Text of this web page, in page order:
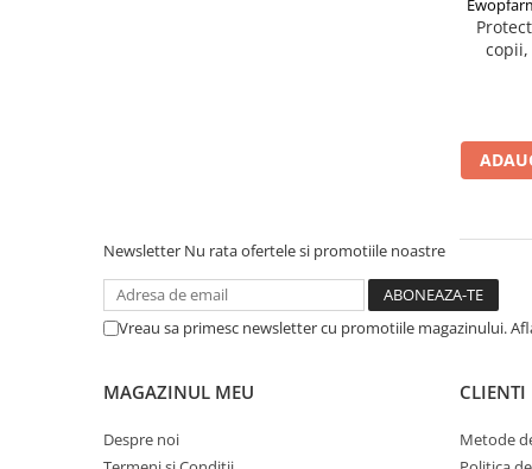
Suplimente pentru imunitate
Promo Ianuarie-Septembrie
copii,
Newsletter Nu rata ofertele si promotiile noastre
Vreau sa primesc newsletter cu promotiile magazinului.
MAGAZINUL MEU
Despre noi
CLIENTI
Metode